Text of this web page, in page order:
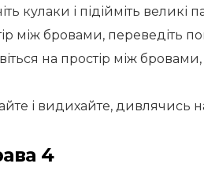
кулаки і підійміть великі
між бровами, переведіть
на простір між
і видихайте, дивлячись
4